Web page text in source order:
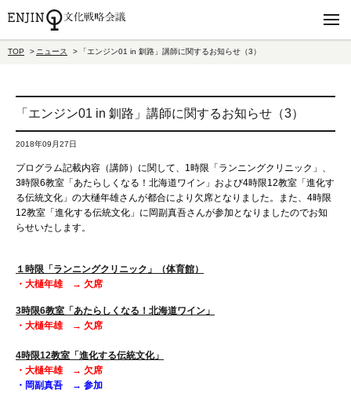
TOP ニュース 「エンジン01 in 釧路」講師に関するお知らせ（3）
「エンジン01 in 釧路」講師に関するお知らせ（3）
2018年09月27日
プログラム記載内容（講師）に関して、1時限「ランニングクリニック」、
3時限6教室「あたらしくなる！北海道ワイン」および4時限12教室「進化す
る伝統文化」の大樋年雄さんが都合により欠席となりました。また、4時限
12教室「進化する伝統文化」に岡副真吾さんが参加となりましたのでお知
らせいたします。
１時限「ランニングクリニック」（体育館）
・大樋年雄 → 欠席
3時限6教室「あたらしくなる！北海道ワイン」
・大樋年雄 → 欠席
4時限12教室「進化する伝統文化」
・大樋年雄 → 欠席
・岡副真吾 → 参加